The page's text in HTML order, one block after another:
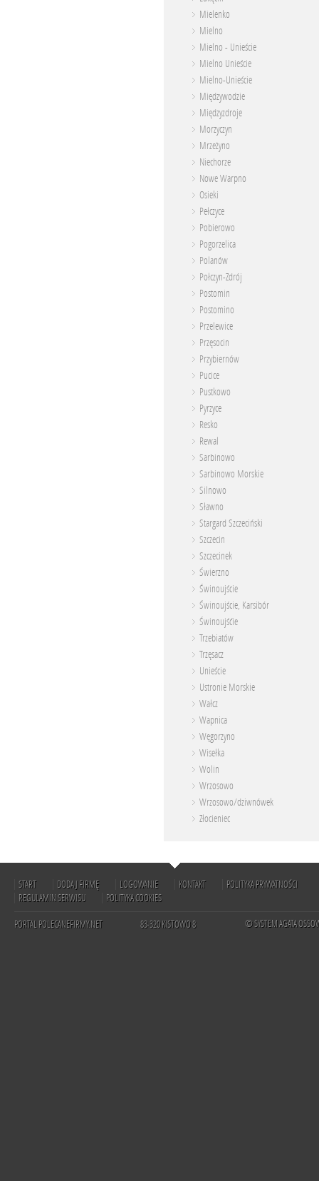
Mielenko
Mielno
Mielno - Unieście
Mielno Unieście
Mielno-Unieście
Międzywodzie
Międzyzdroje
Morzyczyn
Mrzeżyno
Niechorze
Nowe Warpno
Osieki
Pełczyce
Pobierowo
Pogorzelica
Polanów
Połczyn-Zdrój
Postomin
Postomino
Przelewice
Przęsocin
Przybiernów
Pucice
Pustkowo
Pyrzyce
Resko
Rewal
Sarbinowo
Sarbinowo Morskie
Silnowo
Sławno
Stargard Szczeciński
Szczecin
Szczecinek
Świerzno
Świnoujście
Świnoujście, Karsibór
Świnoujśćie
Trzebiatów
Trzęsacz
Unieście
Ustronie Morskie
Wałcz
Wapnica
Węgorzyno
Wisełka
Wolin
Wrzosowo
Wrzosowo/dziwnówek
Złocieniec
START DODAJ FIRMĘ LOGOWANIE KONTAKT
POLITYKA PRYWATNOŚCI
REGULAMIN SERWISU
POLITYKA COOKIES
PORTAL POLECANEFIRMY.NET 83-320 KISTOWO 8 © SYSTEM AGATA